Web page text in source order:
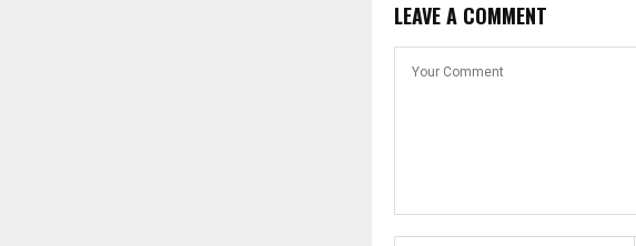
LEAVE A COMMENT